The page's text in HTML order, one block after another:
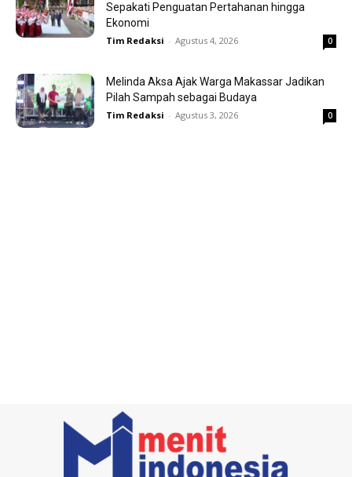
Sepakati Penguatan Pertahanan hingga
Ekonomi
Tim Redaksi - Agustus 4, 2026 0
Melinda Aksa Ajak Warga Makassar Jadikan
Pilah Sampah sebagai Budaya
Tim Redaksi - Agustus 3, 2026 0